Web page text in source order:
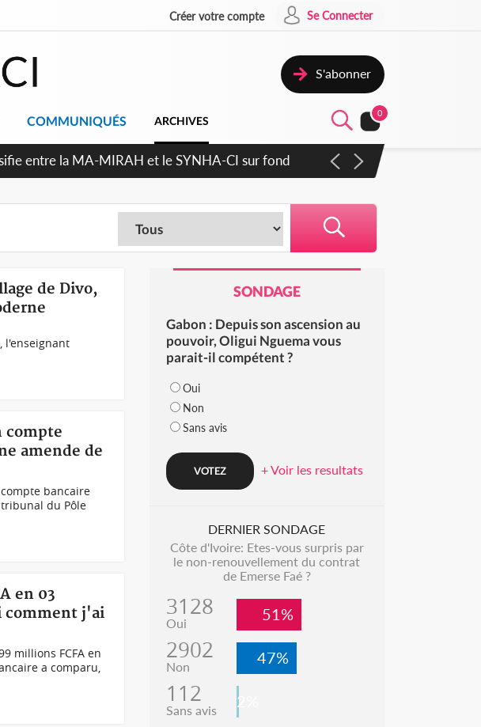
Créer votre compte Se Connecter
S'abonner
COMMUNIQUÉS ARCHIVES
0
démocratique plus apaisé
de Divo,
l'enseignant
compte
amende de
bancaire
du Pôle
en 03
comment j'ai
millions FCFA en
a comparu,
SONDAGE
Gabon : Depuis son ascension au
pouvoir, Oligui Nguema vous
parait-il compétent ?
Oui
Non
Sans avis
+ Voir les resultats
DERNIER SONDAGE
Côte d'Ivoire: Etes-vous surpris par
le non-renouvellement du contrat
de Emerse Faé ?
3128
Oui 51%
2902
Non 47%
112
Sans avis 2%